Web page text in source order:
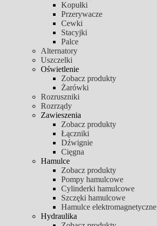
Kopułki
Przerywacze
Cewki
Stacyjki
Palce
Alternatory
Uszczelki
Oświetlenie
Zobacz produkty
Żarówki
Rozruszniki
Rozrządy
Zawieszenia
Zobacz produkty
Łączniki
Dźwignie
Cięgna
Hamulce
Zobacz produkty
Pompy hamulcowe
Cylinderki hamulcowe
Szczęki hamulcowe
Hamulce elektromagnetyczne
Hydraulika